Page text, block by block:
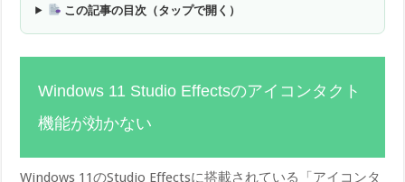
この記事の目次（タップで開く）
Windows 11 Studio Effectsのアイコンタクト
機能が効かない
Windows 11のStudio Effectsに搭載されている「アイコンタ